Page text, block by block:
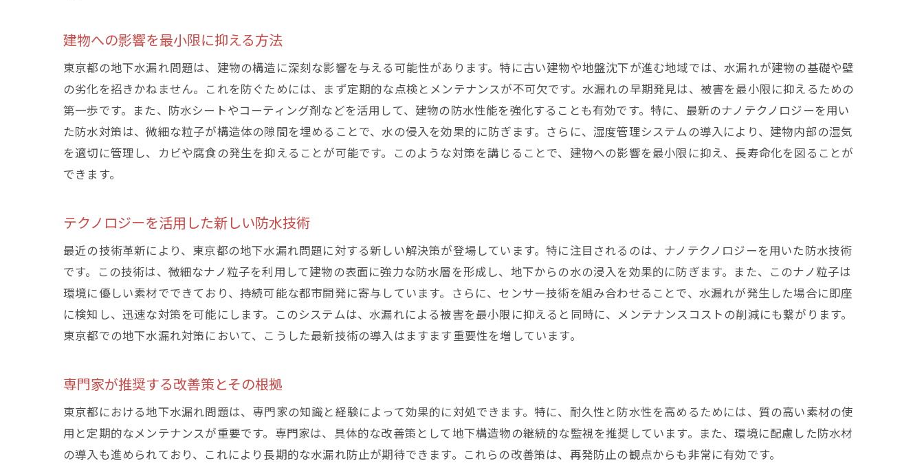
古い建物で見られる典型的な問題
実例：文京区の歴史的建物での水漏れ対策
補修工事の優先順位とその選定方法
最新の耐水技術の適用事例
地下水管理システムの整備
効果的な資源配分とその実施方法
公共施設での水漏れ対策事例
市民参加型の防災訓練と教育
再発防止策の基本的な考え方
成功した再発防止策の事例研究
長期的な観点からの環境維持戦略
建物への影響を最小限に抑える方法
東京都の地下水漏れ問題は、建物の構造に深刻な影響を与える可能性があります。特に古い建物や地盤沈下が進む地域では、水漏れが建物の基礎や壁
の劣化を招きかねません。これを防ぐためには、まず定期的な点検とメンテナンスが不可欠です。水漏れの早期発見は、被害を最小限に抑えるための
第一歩です。また、防水シートやコーティング剤などを活用して、建物の防水性能を強化することも有効です。特に、最新のナノテクノロジーを用い
た防水対策は、微細な粒子が構造体の隙間を埋めることで、水の侵入を効果的に防ぎます。さらに、湿度管理システムの導入により、建物内部の湿気
を適切に管理し、カビや腐食の発生を抑えることが可能です。このような対策を講じることで、建物への影響を最小限に抑え、長寿命化を図ることが
できます。
テクノロジーを活用した新しい防水技術
最近の技術革新により、東京都の地下水漏れ問題に対する新しい解決策が登場しています。特に注目されるのは、ナノテクノロジーを用いた防水技術
です。この技術は、微細なナノ粒子を利用して建物の表面に強力な防水層を形成し、地下からの水の浸入を効果的に防ぎます。また、このナノ粒子は
環境に優しい素材でできており、持続可能な都市開発に寄与しています。さらに、センサー技術を組み合わせることで、水漏れが発生した場合に即座
に検知し、迅速な対策を可能にします。このシステムは、水漏れによる被害を最小限に抑えると同時に、メンテナンスコストの削減にも繋がります。
東京都での地下水漏れ対策において、こうした最新技術の導入はますます重要性を増しています。
専門家が推奨する改善策とその根拠
東京都における地下水漏れ問題は、専門家の知識と経験によって効果的に対処できます。特に、耐久性と防水性を高めるためには、質の高い素材の使
用と定期的なメンテナンスが重要です。専門家は、具体的な改善策として地下構造物の継続的な監視を推奨しています。また、環境に配慮した防水材
の導入も進められており、これにより長期的な水漏れ防止が期待できます。これらの改善策は、再発防止の観点からも非常に有効です。